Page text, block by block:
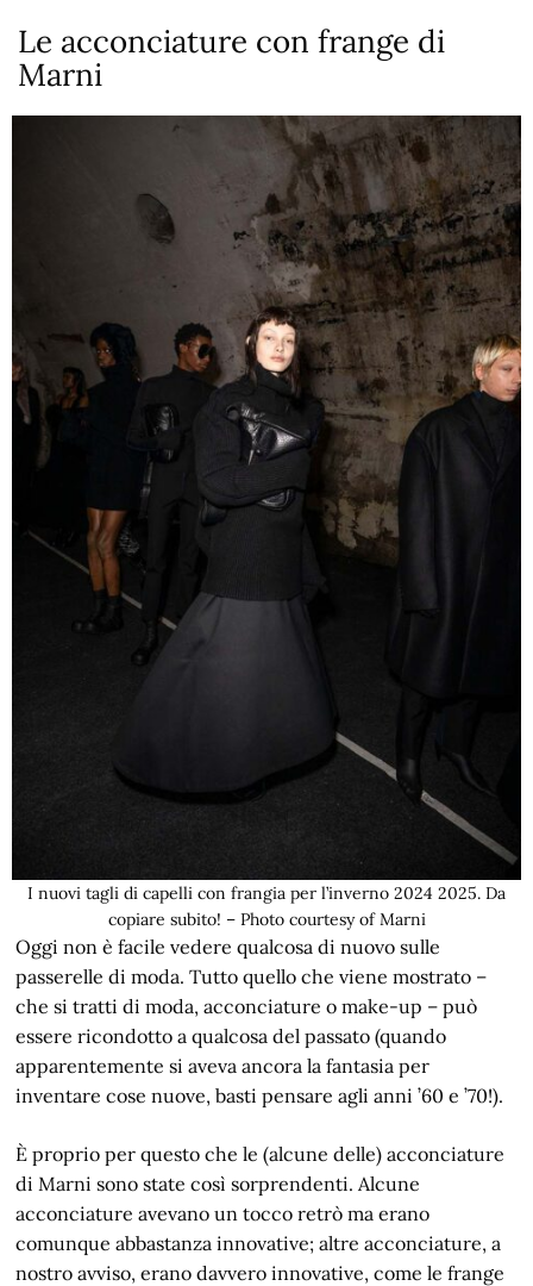
Le acconciature con frange di
Marni
I nuovi tagli di capelli con frangia per l’inverno 2024 2025. Da
copiare subito! – Photo courtesy of Marni
Oggi non è facile vedere qualcosa di nuovo sulle
passerelle di moda. Tutto quello che viene mostrato –
che si tratti di moda, acconciature o make-up – può
essere ricondotto a qualcosa del passato (quando
apparentemente si aveva ancora la fantasia per
inventare cose nuove, basti pensare agli anni ’60 e ’70!).
È proprio per questo che le (alcune delle) acconciature
di Marni sono state così sorprendenti. Alcune
acconciature avevano un tocco retrò ma erano
comunque abbastanza innovative; altre acconciature, a
nostro avviso, erano davvero innovative, come le frange